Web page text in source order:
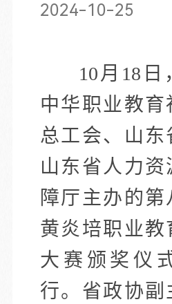
2024-10-25
10月18
中华职业教育
总工会、山东
山东省人力资
障厅主办的
黄炎培职业教
大赛颁奖仪
行。省政协副